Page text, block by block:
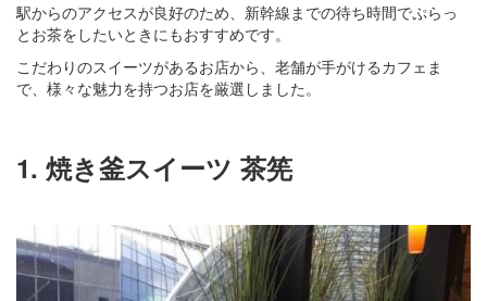
駅からのアクセスが良好のため、新幹線までの待ち時間でぷらっ
とお茶をしたいときにもおすすめです。
こだわりのスイーツがあるお店から、老舗が手がけるカフェま
で、様々な魅力を持つお店を厳選しました。
1. 焼き釜スイーツ 茶筅